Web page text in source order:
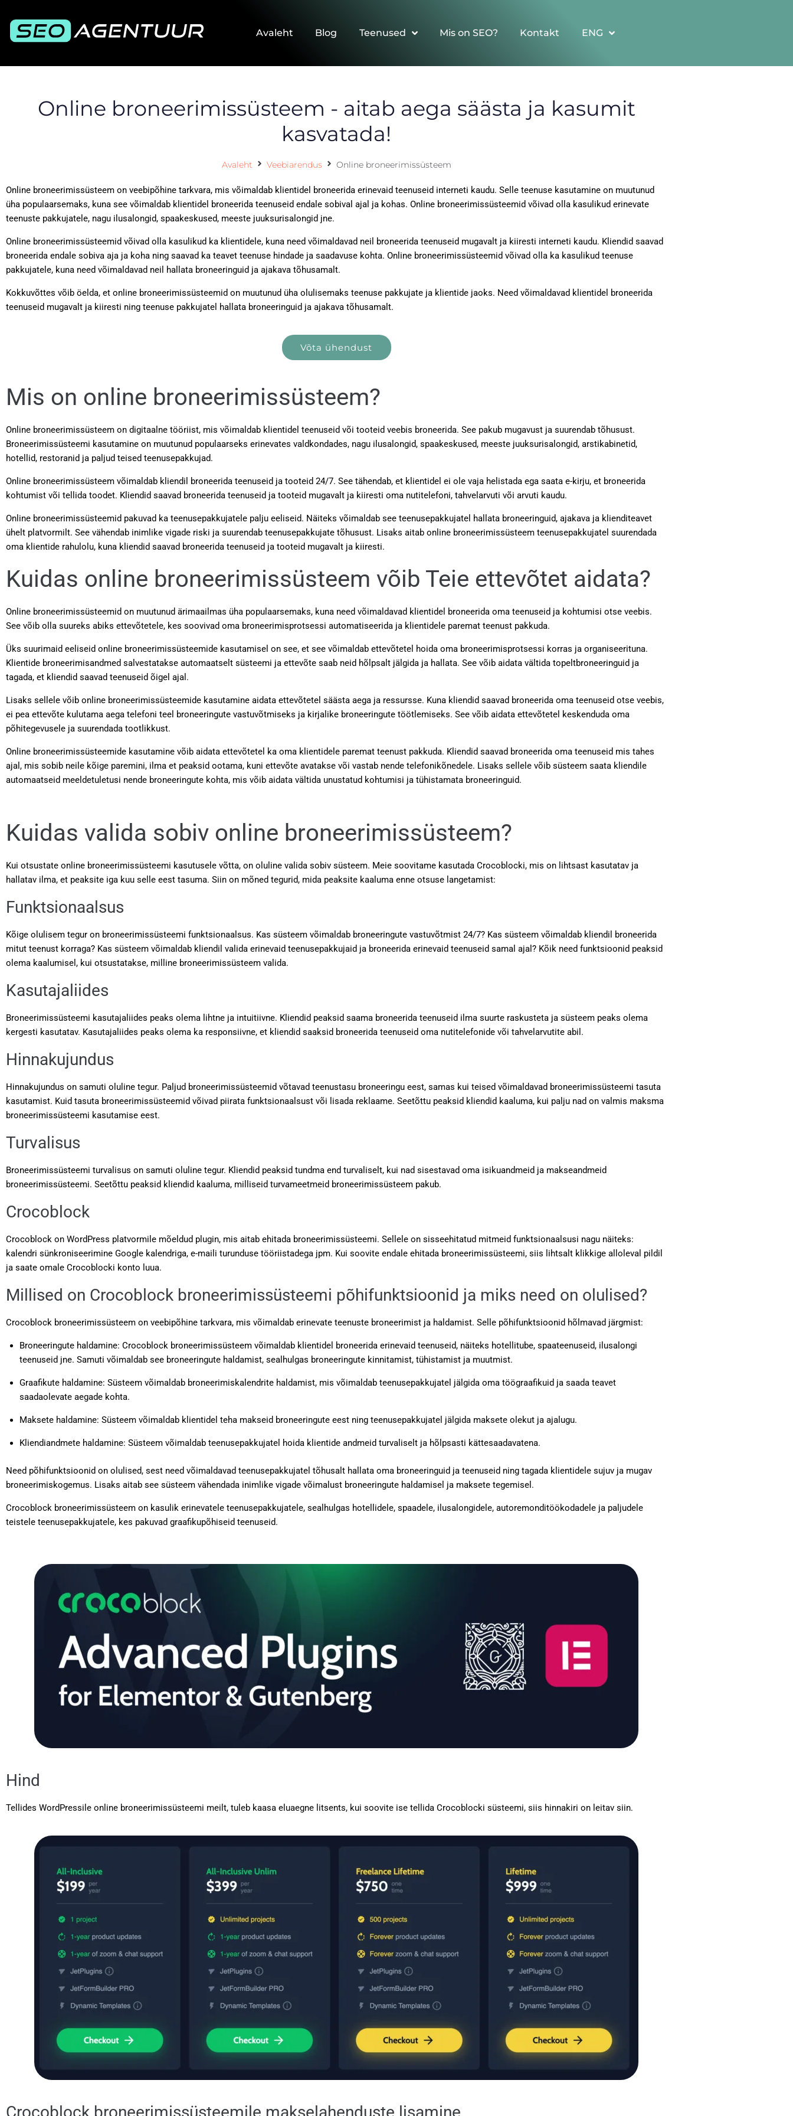
Avaleht Blog Teenused Mis on SEO? Kontakt ENG
Online broneerimissüsteem - aitab aega säästa ja kasumit
kasvatada!
Avaleht Veebiarendus Online broneerimissüsteem
Online broneerimissüsteem on veebipõhine tarkvara, mis võimaldab klientidel broneerida erinevaid teenuseid interneti kaudu. Selle teenuse kasutamine on muutunud
üha populaarsemaks, kuna see võimaldab klientidel broneerida teenuseid endale sobival ajal ja kohas. Online broneerimissüsteemid võivad olla kasulikud erinevate
teenuste pakkujatele, nagu ilusalongid, spaakeskused, meeste juuksurisalongid jne.
Online broneerimissüsteemid võivad olla kasulikud ka klientidele, kuna need võimaldavad neil broneerida teenuseid mugavalt ja kiiresti interneti kaudu. Kliendid saavad
broneerida endale sobiva aja ja koha ning saavad ka teavet teenuse hindade ja saadavuse kohta. Online broneerimissüsteemid võivad olla ka kasulikud teenuse
pakkujatele, kuna need võimaldavad neil hallata broneeringuid ja ajakava tõhusamalt.
Kokkuvõttes võib öelda, et online broneerimissüsteemid on muutunud üha olulisemaks teenuse pakkujate ja klientide jaoks. Need võimaldavad klientidel broneerida
teenuseid mugavalt ja kiiresti ning teenuse pakkujatel hallata broneeringuid ja ajakava tõhusamalt.
Võta ühendust
Mis on online broneerimissüsteem?
Online broneerimissüsteem on digitaalne tööriist, mis võimaldab klientidel teenuseid või tooteid veebis broneerida. See pakub mugavust ja suurendab tõhusust.
Broneerimissüsteemi kasutamine on muutunud populaarseks erinevates valdkondades, nagu ilusalongid, spaakeskused, meeste juuksurisalongid, arstikabinetid,
hotellid, restoranid ja paljud teised teenusepakkujad.
Online broneerimissüsteem võimaldab kliendil broneerida teenuseid ja tooteid 24/7. See tähendab, et klientidel ei ole vaja helistada ega saata e-kirju, et broneerida
kohtumist või tellida toodet. Kliendid saavad broneerida teenuseid ja tooteid mugavalt ja kiiresti oma nutitelefoni, tahvelarvuti või arvuti kaudu.
Online broneerimissüsteemid pakuvad ka teenusepakkujatele palju eeliseid. Näiteks võimaldab see teenusepakkujatel hallata broneeringuid, ajakava ja klienditeavet
ühelt platvormilt. See vähendab inimlike vigade riski ja suurendab teenusepakkujate tõhusust. Lisaks aitab online broneerimissüsteem teenusepakkujatel suurendada
oma klientide rahulolu, kuna kliendid saavad broneerida teenuseid ja tooteid mugavalt ja kiiresti.
Kuidas online broneerimissüsteem võib Teie ettevõtet aidata?
Online broneerimissüsteemid on muutunud ärimaailmas üha populaarsemaks, kuna need võimaldavad klientidel broneerida oma teenuseid ja kohtumisi otse veebis.
See võib olla suureks abiks ettevõtetele, kes soovivad oma broneerimisprotsessi automatiseerida ja klientidele paremat teenust pakkuda.
Üks suurimaid eeliseid online broneerimissüsteemide kasutamisel on see, et see võimaldab ettevõtetel hoida oma broneerimisprotsessi korras ja organiseerituna.
Klientide broneerimisandmed salvestatakse automaatselt süsteemi ja ettevõte saab neid hõlpsalt jälgida ja hallata. See võib aidata vältida topeltbroneeringuid ja
tagada, et kliendid saavad teenuseid õigel ajal.
Lisaks sellele võib online broneerimissüsteemide kasutamine aidata ettevõtetel säästa aega ja ressursse. Kuna kliendid saavad broneerida oma teenuseid otse veebis,
ei pea ettevõte kulutama aega telefoni teel broneeringute vastuvõtmiseks ja kirjalike broneeringute töötlemiseks. See võib aidata ettevõtetel keskenduda oma
põhitegevusele ja suurendada tootlikkust.
Online broneerimissüsteemide kasutamine võib aidata ettevõtetel ka oma klientidele paremat teenust pakkuda. Kliendid saavad broneerida oma teenuseid mis tahes
ajal, mis sobib neile kõige paremini, ilma et peaksid ootama, kuni ettevõte avatakse või vastab nende telefonikõnedele. Lisaks sellele võib süsteem saata kliendile
automaatseid meeldetuletusi nende broneeringute kohta, mis võib aidata vältida unustatud kohtumisi ja tühistamata broneeringuid.
Kuidas valida sobiv online broneerimissüsteem?
Kui otsustate online broneerimissüsteemi kasutusele võtta, on oluline valida sobiv süsteem. Meie soovitame kasutada Crocoblocki, mis on lihtsast kasutatav ja
hallatav ilma, et peaksite iga kuu selle eest tasuma. Siin on mõned tegurid, mida peaksite kaaluma enne otsuse langetamist:
Funktsionaalsus
Kõige olulisem tegur on broneerimissüsteemi funktsionaalsus. Kas süsteem võimaldab broneeringute vastuvõtmist 24/7? Kas süsteem võimaldab kliendil broneerida
mitut teenust korraga? Kas süsteem võimaldab kliendil valida erinevaid teenusepakkujaid ja broneerida erinevaid teenuseid samal ajal? Kõik need funktsioonid peaksid
olema kaalumisel, kui otsustatakse, milline broneerimissüsteem valida.
Kasutajaliides
Broneerimissüsteemi kasutajaliides peaks olema lihtne ja intuitiivne. Kliendid peaksid saama broneerida teenuseid ilma suurte raskusteta ja süsteem peaks olema
kergesti kasutatav. Kasutajaliides peaks olema ka responsiivne, et kliendid saaksid broneerida teenuseid oma nutitelefonide või tahvelarvutite abil.
Hinnakujundus
Hinnakujundus on samuti oluline tegur. Paljud broneerimissüsteemid võtavad teenustasu broneeringu eest, samas kui teised võimaldavad broneerimissüsteemi tasuta
kasutamist. Kuid tasuta broneerimissüsteemid võivad piirata funktsionaalsust või lisada reklaame. Seetõttu peaksid kliendid kaaluma, kui palju nad on valmis maksma
broneerimissüsteemi kasutamise eest.
Turvalisus
Broneerimissüsteemi turvalisus on samuti oluline tegur. Kliendid peaksid tundma end turvaliselt, kui nad sisestavad oma isikuandmeid ja makseandmeid
broneerimissüsteemi. Seetõttu peaksid kliendid kaaluma, milliseid turvameetmeid broneerimissüsteem pakub.
Crocoblock
Crocoblock on WordPress platvormile mõeldud plugin, mis aitab ehitada broneerimissüsteemi. Sellele on sisseehitatud mitmeid funktsionaalsusi nagu näiteks:
kalendri sünkroniseerimine Google kalendriga, e-maili turunduse tööriistadega jpm. Kui soovite endale ehitada broneerimissüsteemi, siis lihtsalt klikkige alloleval pildil
ja saate omale Crocoblocki konto luua.
Millised on Crocoblock broneerimissüsteemi põhifunktsioonid ja miks need on olulised?
Crocoblock broneerimissüsteem on veebipõhine tarkvara, mis võimaldab erinevate teenuste broneerimist ja haldamist. Selle põhifunktsioonid hõlmavad järgmist:
Broneeringute haldamine: Crocoblock broneerimissüsteem võimaldab klientidel broneerida erinevaid teenuseid, näiteks hotellitube, spaateenuseid, ilusalongi
teenuseid jne. Samuti võimaldab see broneeringute haldamist, sealhulgas broneeringute kinnitamist, tühistamist ja muutmist.
Graafikute haldamine: Süsteem võimaldab broneerimiskalendrite haldamist, mis võimaldab teenusepakkujatel jälgida oma töögraafikuid ja saada teavet
saadaolevate aegade kohta.
Maksete haldamine: Süsteem võimaldab klientidel teha makseid broneeringute eest ning teenusepakkujatel jälgida maksete olekut ja ajalugu.
Kliendiandmete haldamine: Süsteem võimaldab teenusepakkujatel hoida klientide andmeid turvaliselt ja hõlpsasti kättesaadavatena.
Need põhifunktsioonid on olulised, sest need võimaldavad teenusepakkujatel tõhusalt hallata oma broneeringuid ja teenuseid ning tagada klientidele sujuv ja mugav
broneerimiskogemus. Lisaks aitab see süsteem vähendada inimlike vigade võimalust broneeringute haldamisel ja maksete tegemisel.
Crocoblock broneerimissüsteem on kasulik erinevatele teenusepakkujatele, sealhulgas hotellidele, spaadele, ilusalongidele, autoremonditöökodadele ja paljudele
teistele teenusepakkujatele, kes pakuvad graafikupõhiseid teenuseid.
Hind
Tellides WordPressile online broneerimissüsteemi meilt, tuleb kaasa eluaegne litsents, kui soovite ise tellida Crocoblocki süsteemi, siis hinnakiri on leitav siin.